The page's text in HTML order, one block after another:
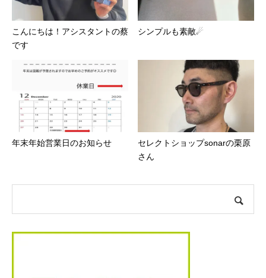
こんにちは！アシスタントの蔡
です
シンプルも素敵☄︎
年末年始営業日のお知らせ
セレクトショップsonarの栗原
さん